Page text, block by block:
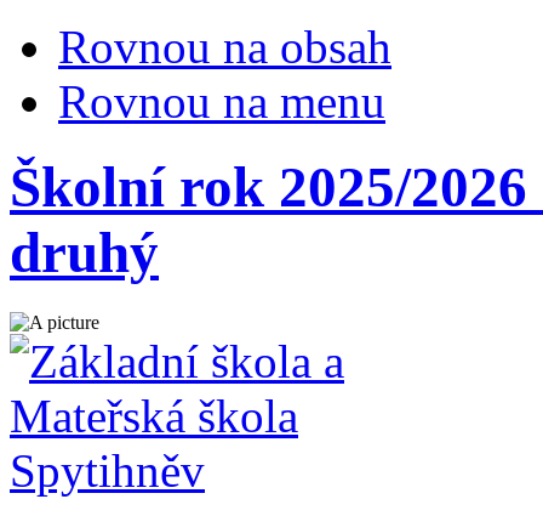
Rovnou na obsah
Rovnou na menu
Školní rok 2025/
druhý